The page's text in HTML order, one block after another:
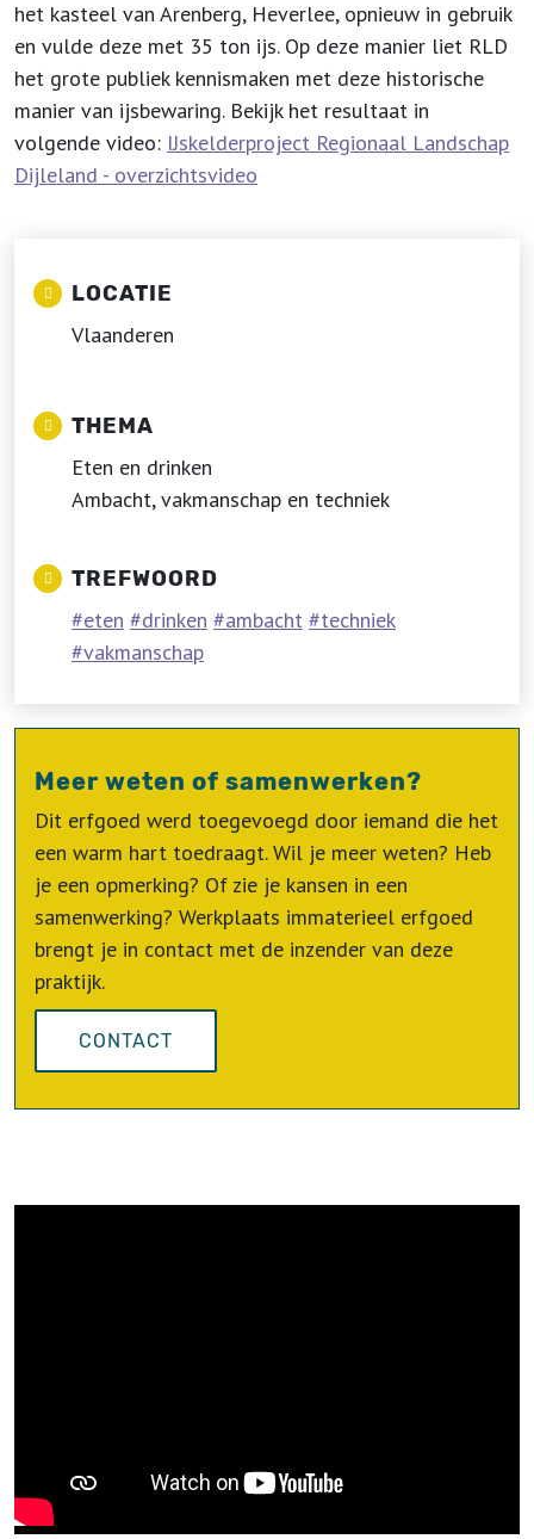
het kasteel van Arenberg, Heverlee, opnieuw in gebruik
en vulde deze met 35 ton ijs. Op deze manier liet RLD
het grote publiek kennismaken met deze historische
manier van ijsbewaring. Bekijk het resultaat in
volgende video: IJskelderproject Regionaal Landschap
Dijleland - overzichtsvideo
LOCATIE
Vlaanderen
THEMA
Eten en drinken
Ambacht, vakmanschap en techniek
TREFWOORD
eten drinken ambacht
techniek
vakmanschap
Meer weten of samenwerken?
Dit erfgoed werd toegevoegd door iemand die het
een warm hart toedraagt. Wil je meer weten? Heb
je een opmerking? Of zie je kansen in een
samenwerking? Werkplaats immaterieel erfgoed
brengt je in contact met de inzender van deze
praktijk.
CONTACT